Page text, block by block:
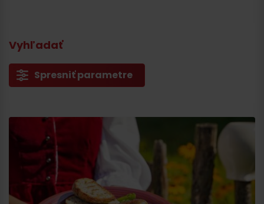
Vyhľadať
Spresniť parametre